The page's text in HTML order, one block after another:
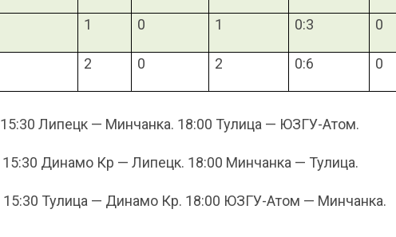
1 0 1 0:3 0
2 0 2 0:6 0
15:30 Липецк — Минчанка. 18:00 Тулица — ЮЗГУ-Атом.
15:30 Динамо Кр — Липецк. 18:00 Минчанка — Тулица.
15:30 Тулица — Динамо Кр. 18:00 ЮЗГУ-Атом — Минчанка.